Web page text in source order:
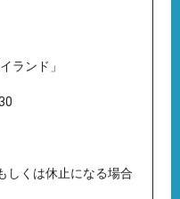
ランド」
しくは休止になる場合